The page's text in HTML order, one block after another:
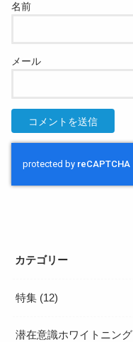
名前
メール
カテゴリー
特集 (12)
潜在意識ホワイトニング